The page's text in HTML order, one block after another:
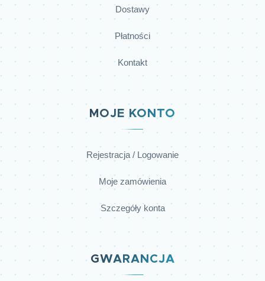
Dostawy
Płatności
Kontakt
MOJE KONTO
Rejestracja / Logowanie
Moje zamówienia
Szczegóły konta
GWARANCJA